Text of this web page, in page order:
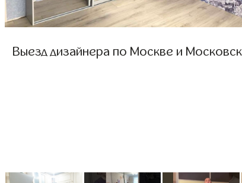
Выезд дизайнера по Москве и